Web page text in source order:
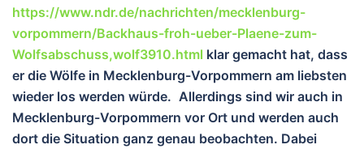
https://www.ndr.de/nachrichten/mecklenburg-
vorpommern/Backhaus-froh-ueber-Plaene-zum-
Wolfsabschuss,wolf3910.html klar gemacht hat, dass
er die Wölfe in Mecklenburg-Vorpommern am liebsten
wieder los werden würde. Allerdings sind wir auch in
Mecklenburg-Vorpommern vor Ort und werden auch
dort die Situation ganz genau beobachten. Dabei